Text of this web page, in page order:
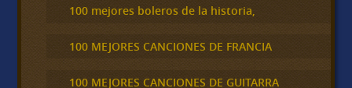
100 mejores boleros de la historia,
100 MEJORES CANCIONES DE FRANCIA
100 MEJORES CANCIONES DE GUITARRA